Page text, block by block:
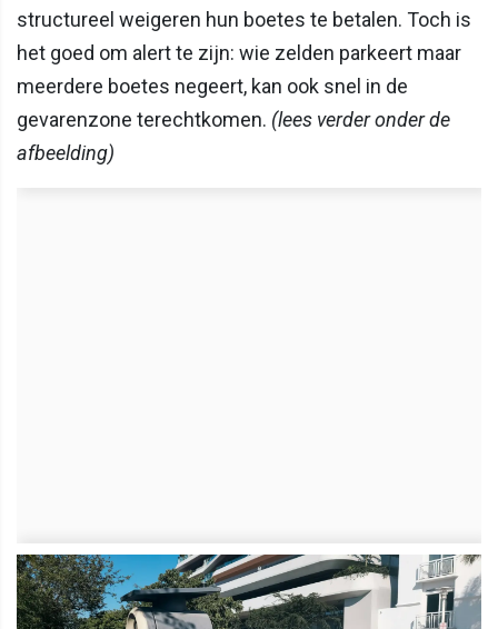
structureel weigeren hun boetes te betalen. Toch is
het goed om alert te zijn: wie zelden parkeert maar
meerdere boetes negeert, kan ook snel in de
gevarenzone terechtkomen. (lees verder onder de
afbeelding)